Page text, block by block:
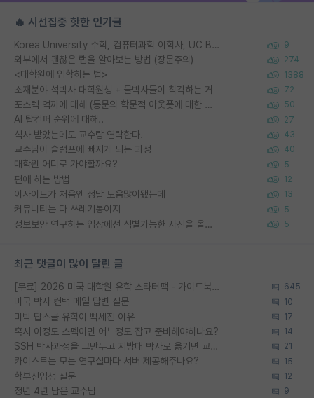
🔥 시선집중 핫한 인기글
Korea University 수학, 컴퓨터과학 이학사, UC Berkeley 산업공학 대학원 공학박사가 되는 것은 쉽지 않겠죠? 9
외부에서 괜찮은 랩을 알아보는 방법 (장문주의) 274
<대학원에 입학하는 법> 1388
소재분야 석박사 대학원생 + 물박사들이 착각하는 거 72
포스텍 억까에 대해 (동문의 학문적 아웃풋에 대한 반박) 50
AI 탑컨퍼 순위에 대해.. 27
석사 받았는데도 교수랑 연락한다. 43
교수님이 슬럼프에 빠지게 되는 과정 40
대학원 어디로 가야할까요? 5
편애 하는 방법 12
이사이트가 처음엔 정말 도움많이됐는데 13
커뮤니티는 다 쓰레기통이지 5
정보보안 연구하는 입장에선 식별가능한 사진을 올리는건 비추이긴함 5
최근 댓글이 많이 달린 글
[무료] 2026 미국 대학원 유학 스타터팩 - 가이드북 & 합격자 컨택메일 템플릿 645
미국 박사 컨택 메일 답변 질문 10
미박 탑스쿨 유학이 빡세진 이유 17
혹시 이정도 스펙이면 어느정도 잡고 준비해야하나요? 14
SSH 박사과정을 그만두고 지방대 박사로 옮기면 교수의 꿈은 끝일까요? 21
카이스트는 모든 연구실마다 서버 제공해주나요? 15
학부신입생 질문 12
정년 4년 남은 교수님 9